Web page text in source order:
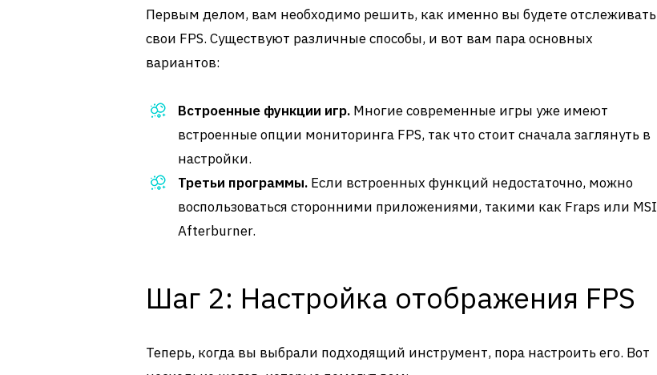
Первым делом, вам необходимо решить, как именно вы будете отслеживать
свои FPS. Существуют различные способы, и вот вам пара основных
вариантов:
Встроенные функции игр. Многие современные игры уже имеют
встроенные опции мониторинга FPS, так что стоит сначала заглянуть в
настройки.
Третьи программы. Если встроенных функций недостаточно, можно
воспользоваться сторонними приложениями, такими как Fraps или MSI
Afterburner.
Шаг 2: Настройка отображения FPS
Теперь, когда вы выбрали подходящий инструмент, пора настроить его. Вот